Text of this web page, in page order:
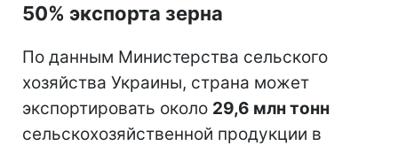
50% экспорта зерна
По данным Министерства сельского
хозяйства Украины, страна может
экспортировать около 29,6 млн тонн
сельскохозяйственной продукции в